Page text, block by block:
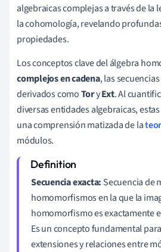
algebraicas complejas a través de la
la cohomología, revelando
propiedades.
Los conceptos clave del álgebra
complejos en cadena, las secuencias
derivados comoToryExt. Al
diversas entidades algebraicas,
una comprensión matizada de la
módulos.
Secuencia exacta: Secuencia de
homomorfismos en la que la
homomorfismo es exactamente
Es un concepto fundamental
extensiones y relaciones entre